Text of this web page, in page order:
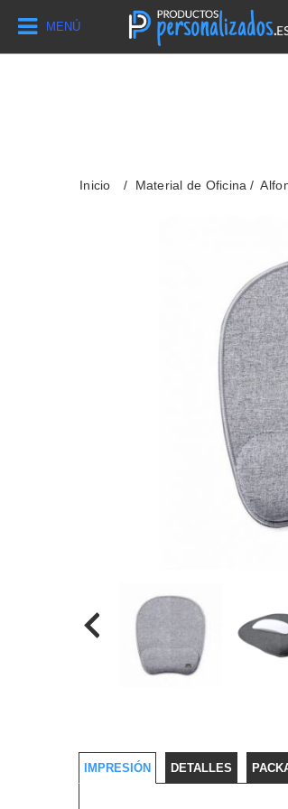
MENÚ
Inicio Material de Oficina
IMPRESIÓN DETALLES